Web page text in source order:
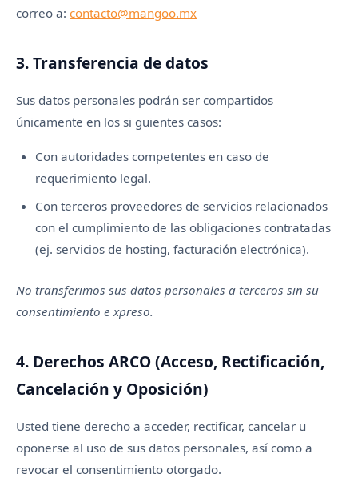
correo a: contacto@mangoo.mx
3. Transferencia de datos
Sus datos personales podrán ser compartidos
únicamente en los si guientes casos:
Con autoridades competentes en caso de
requerimiento legal.
Con terceros proveedores de servicios relacionados
con el cumplimiento de las obligaciones contratadas
(ej. servicios de hosting, facturación electrónica).
No transferimos sus datos personales a terceros sin su
consentimiento e xpreso.
4. Derechos ARCO (Acceso, Rectificación,
Cancelación y Oposición)
Usted tiene derecho a acceder, rectificar, cancelar u
oponerse al uso de sus datos personales, así como a
revocar el consentimiento otorgado.